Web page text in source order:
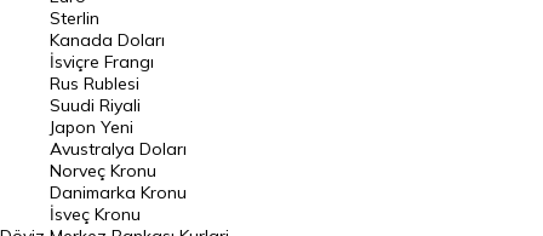
Pound Kuru
Frank Kuru
Riyal Kuru
Avustralya Doları
Danimarka Kronu Kuru
Kanada Doları Kuru
Sterlin
Kanada Doları
İsviçre Frangı
Rus Rublesi
Suudi Riyali
Japon Yeni
Avustralya Doları
Norveç Kronu
Danimarka Kronu
İsveç Kronu